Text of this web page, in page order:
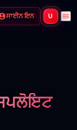
ਸਾਈਨ ਇਨ U